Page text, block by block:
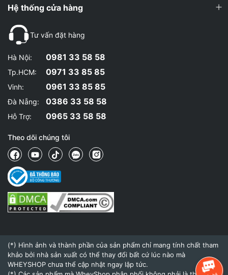
Hệ thống cửa hàng
Tư vấn đặt hàng
Hà Nội: 0981 33 58 58
Tp.HCM: 0971 33 85 85
Vinh: 0961 33 85 85
Đà Nẵng: 0386 33 58 58
Hỗ Trợ: 0965 33 58 58
Theo dõi chúng tôi
(*) Hình ảnh và thành phần của sản phẩm chỉ mang tính chất tham
khảo bởi nhà sản xuất có thể thay đổi bất cứ lúc nào mà
WHEYSHOP chưa thể cập nhật ngay lập tức.